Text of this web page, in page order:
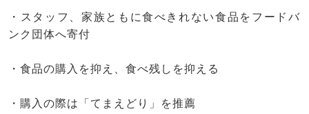
・スタッフ、家族ともに食べきれない食品をフードバ
ンク団体へ寄付
・食品の購入を抑え、食べ残しを抑える
・購入の際は「てまえどり」を推薦